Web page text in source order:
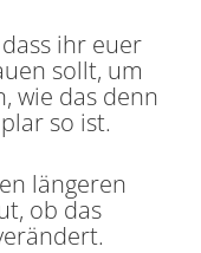
ihr euer
sollt, um
wie das denn
so ist.
längeren
ob das